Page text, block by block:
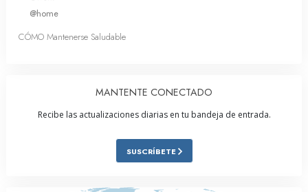
@home
CÓMO Mantenerse Saludable
MANTENTE CONECTADO
Recibe las actualizaciones diarias en tu bandeja de entrada.
SUSCRÍBETE